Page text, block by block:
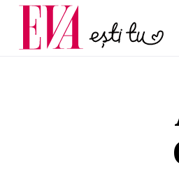
Carieră
Actualitate